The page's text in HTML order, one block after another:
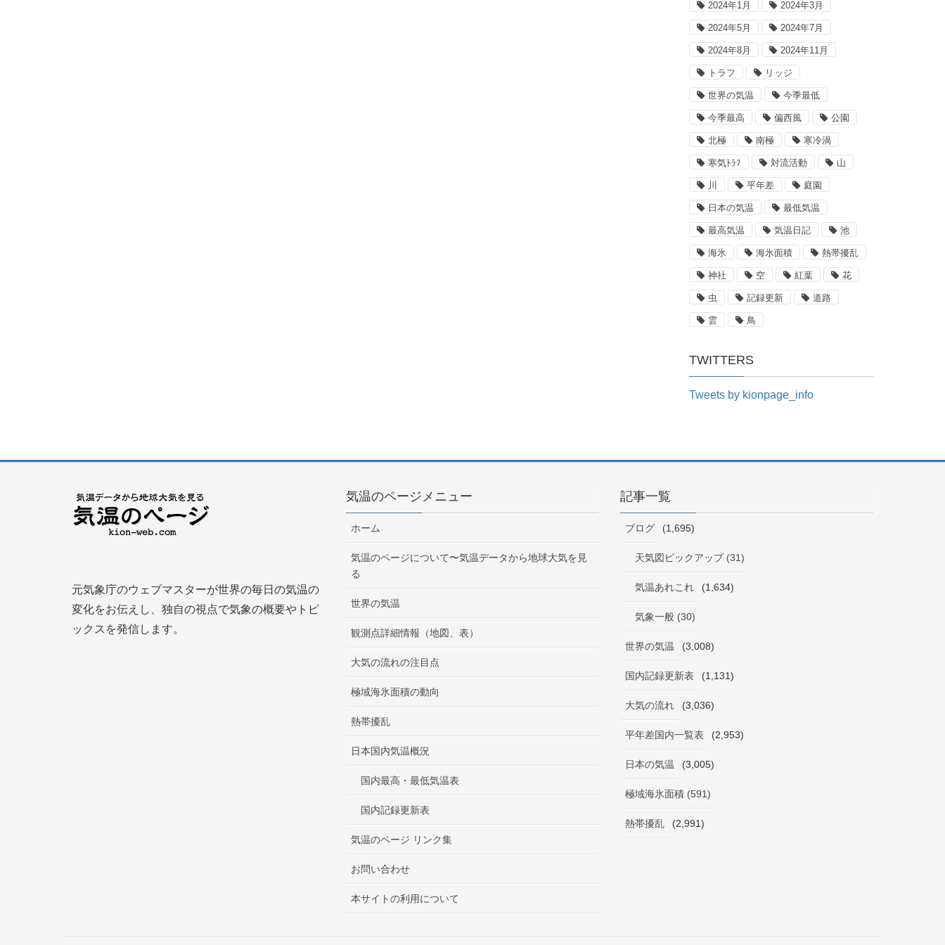
2024年1月 2024年3月
2024年5月 2024年7月
2024年8月 2024年11月
トラフ リッジ
世界の気温 今季最低
今季最高 偏西風 公園
北極 南極 寒冷渦
寒気ﾄﾗﾌ 対流活動 山
川 平年差 庭園
日本の気温 最低気温
最高気温 気温日記 池
海氷 海氷面積 熱帯擾乱
神社 空 紅葉 花
虫 記録更新 道路
雲 鳥
TWITTERS
Tweets by kionpage_info
元気象庁のウェブマスターが世界の毎日の気温の
変化をお伝えし、独自の視点で気象の概要やトピ
ックスを発信します。
気温のページメニュー
ホーム
気温のページについて〜気温データから地球大気を見
る
世界の気温
観測点詳細情報（地図、表）
大気の流れの注目点
極域海氷面積の動向
熱帯擾乱
日本国内気温概況
国内最高・最低気温表
国内記録更新表
気温のページ リンク集
お問い合わせ
本サイトの利用について
記事一覧
ブログ (1,695)
天気図ピックアップ (31)
気温あれこれ (1,634)
気象一般 (30)
世界の気温 (3,008)
国内記録更新表 (1,131)
大気の流れ (3,036)
平年差国内一覧表 (2,953)
日本の気温 (3,005)
極域海氷面積 (591)
熱帯擾乱 (2,991)